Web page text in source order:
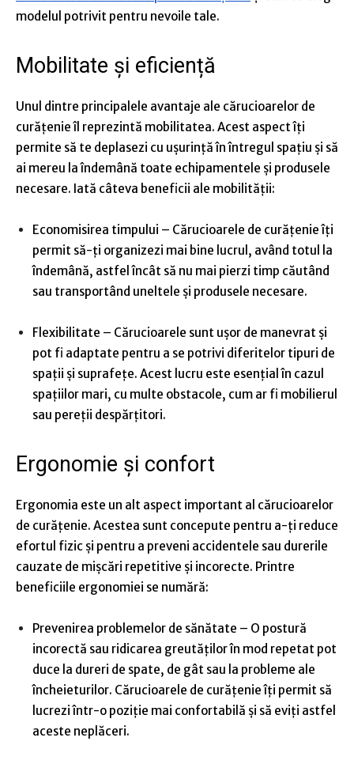
modelul potrivit pentru nevoile tale.
Mobilitate și eficiență
Unul dintre principalele avantaje ale cărucioarelor de
curățenie îl reprezintă mobilitatea. Acest aspect îți
permite să te deplasezi cu ușurință în întregul spațiu și să
ai mereu la îndemână toate echipamentele și produsele
necesare. Iată câteva beneficii ale mobilității:
Economisirea timpului – Cărucioarele de curățenie îți
permit să-ți organizezi mai bine lucrul, având totul la
îndemână, astfel încât să nu mai pierzi timp căutând
sau transportând uneltele și produsele necesare.
Flexibilitate – Cărucioarele sunt ușor de manevrat și
pot fi adaptate pentru a se potrivi diferitelor tipuri de
spații și suprafețe. Acest lucru este esențial în cazul
spațiilor mari, cu multe obstacole, cum ar fi mobilierul
sau pereții despărțitori.
Ergonomie și confort
Ergonomia este un alt aspect important al cărucioarelor
de curățenie. Acestea sunt concepute pentru a-ți reduce
efortul fizic și pentru a preveni accidentele sau durerile
cauzate de mișcări repetitive și incorecte. Printre
beneficiile ergonomiei se numără:
Prevenirea problemelor de sănătate – O postură
incorectă sau ridicarea greutăților în mod repetat pot
duce la dureri de spate, de gât sau la probleme ale
încheieturilor. Cărucioarele de curățenie îți permit să
lucrezi într-o poziție mai confortabilă și să eviți astfel
aceste neplăceri.